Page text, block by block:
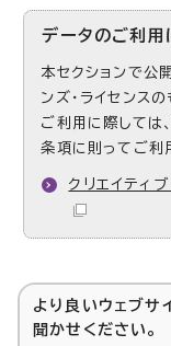
データのご利用
本セクションで公
ンズ・ライセンス
ご利用に際しては
条項に則ってご利
クリエイティブ
より良いウェブサ
聞かせください。